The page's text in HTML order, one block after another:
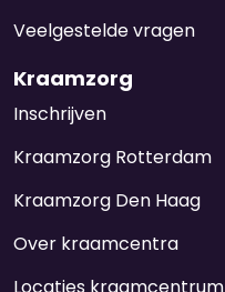
Veelgestelde vragen
Kraamzorg
Inschrijven
Kraamzorg Rotterdam
Kraamzorg Den Haag
Over kraamcentra